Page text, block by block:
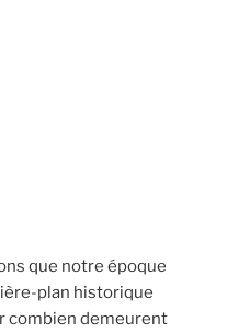
que notre époque
plan historique
combien demeurent